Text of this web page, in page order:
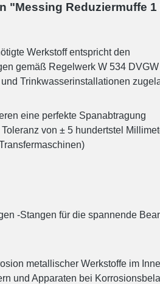
"Messing Reduziermuffe 1
Werkstoff entspricht den
gemäß Regelwerk W 534 DVGW
Trinkwasserinstallationen
eine perfekte Spanabtragung
von ± 5 hundertstel
-Stangen für die spannende
metallischer Werkstoffe im
und Apparaten bei